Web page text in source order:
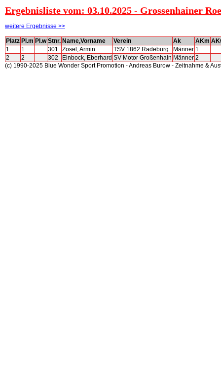
Ergebnisliste vom: 03.10.2025 - Grossenhainer
weitere Ergebnisse >>
Platz Pl.m Pl.w Stnr. Name,Vorname Verein Ak AKm
1
1 301 Zosel, Armin TSV 1862 Radeburg Männer 1
2
2 302 Einbock, Eberhard SV Motor Großenhain Männer 2
(c) 1990-2025 Blue Wonder Sport Promotion - Andreas Burow - Zeitnahme &